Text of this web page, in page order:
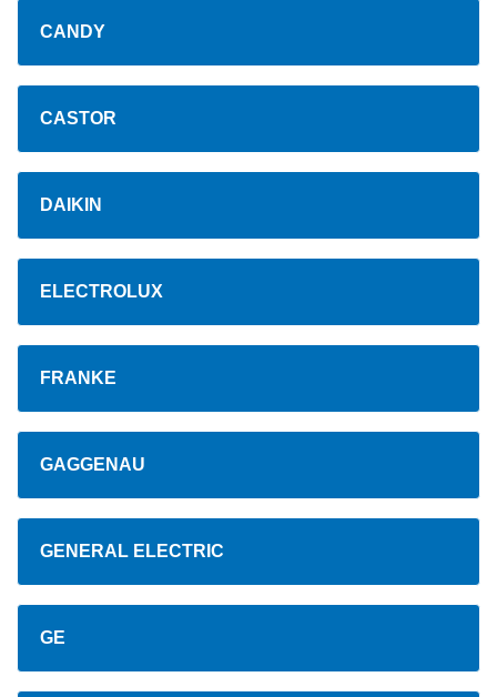
CANDY
CASTOR
DAIKIN
ELECTROLUX
FRANKE
GAGGENAU
GENERAL ELECTRIC
GE